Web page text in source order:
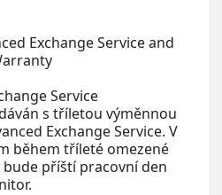
Exchange Service and
Service
s tříletou výměnnou
Exchange Service. V
během tříleté omezené
příští pracovní den